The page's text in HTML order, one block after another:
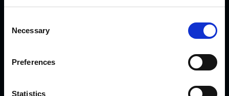
Necessary
Preferences
Statistics
KVK Hydra Klov jest nowoczesną firmą zajmującą się
inżynierią i produkcją sprzętu do korekcji i pielęgnacji racic.
Produkty KVK można spotkać od północnej Norwegii i